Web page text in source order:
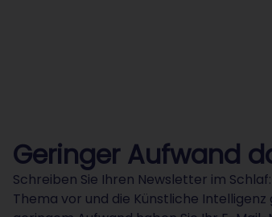
Geringer Aufwand
Schreiben Sie Ihren Newsletter im
Thema vor und die Künstliche